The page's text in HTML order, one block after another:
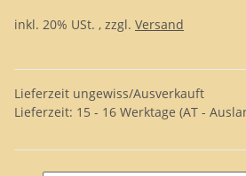
inkl. 20% USt. , zzgl. Versand
Lieferzeit ungewiss/Ausverkauft
Lieferzeit: 15 - 16 Werktage (AT -